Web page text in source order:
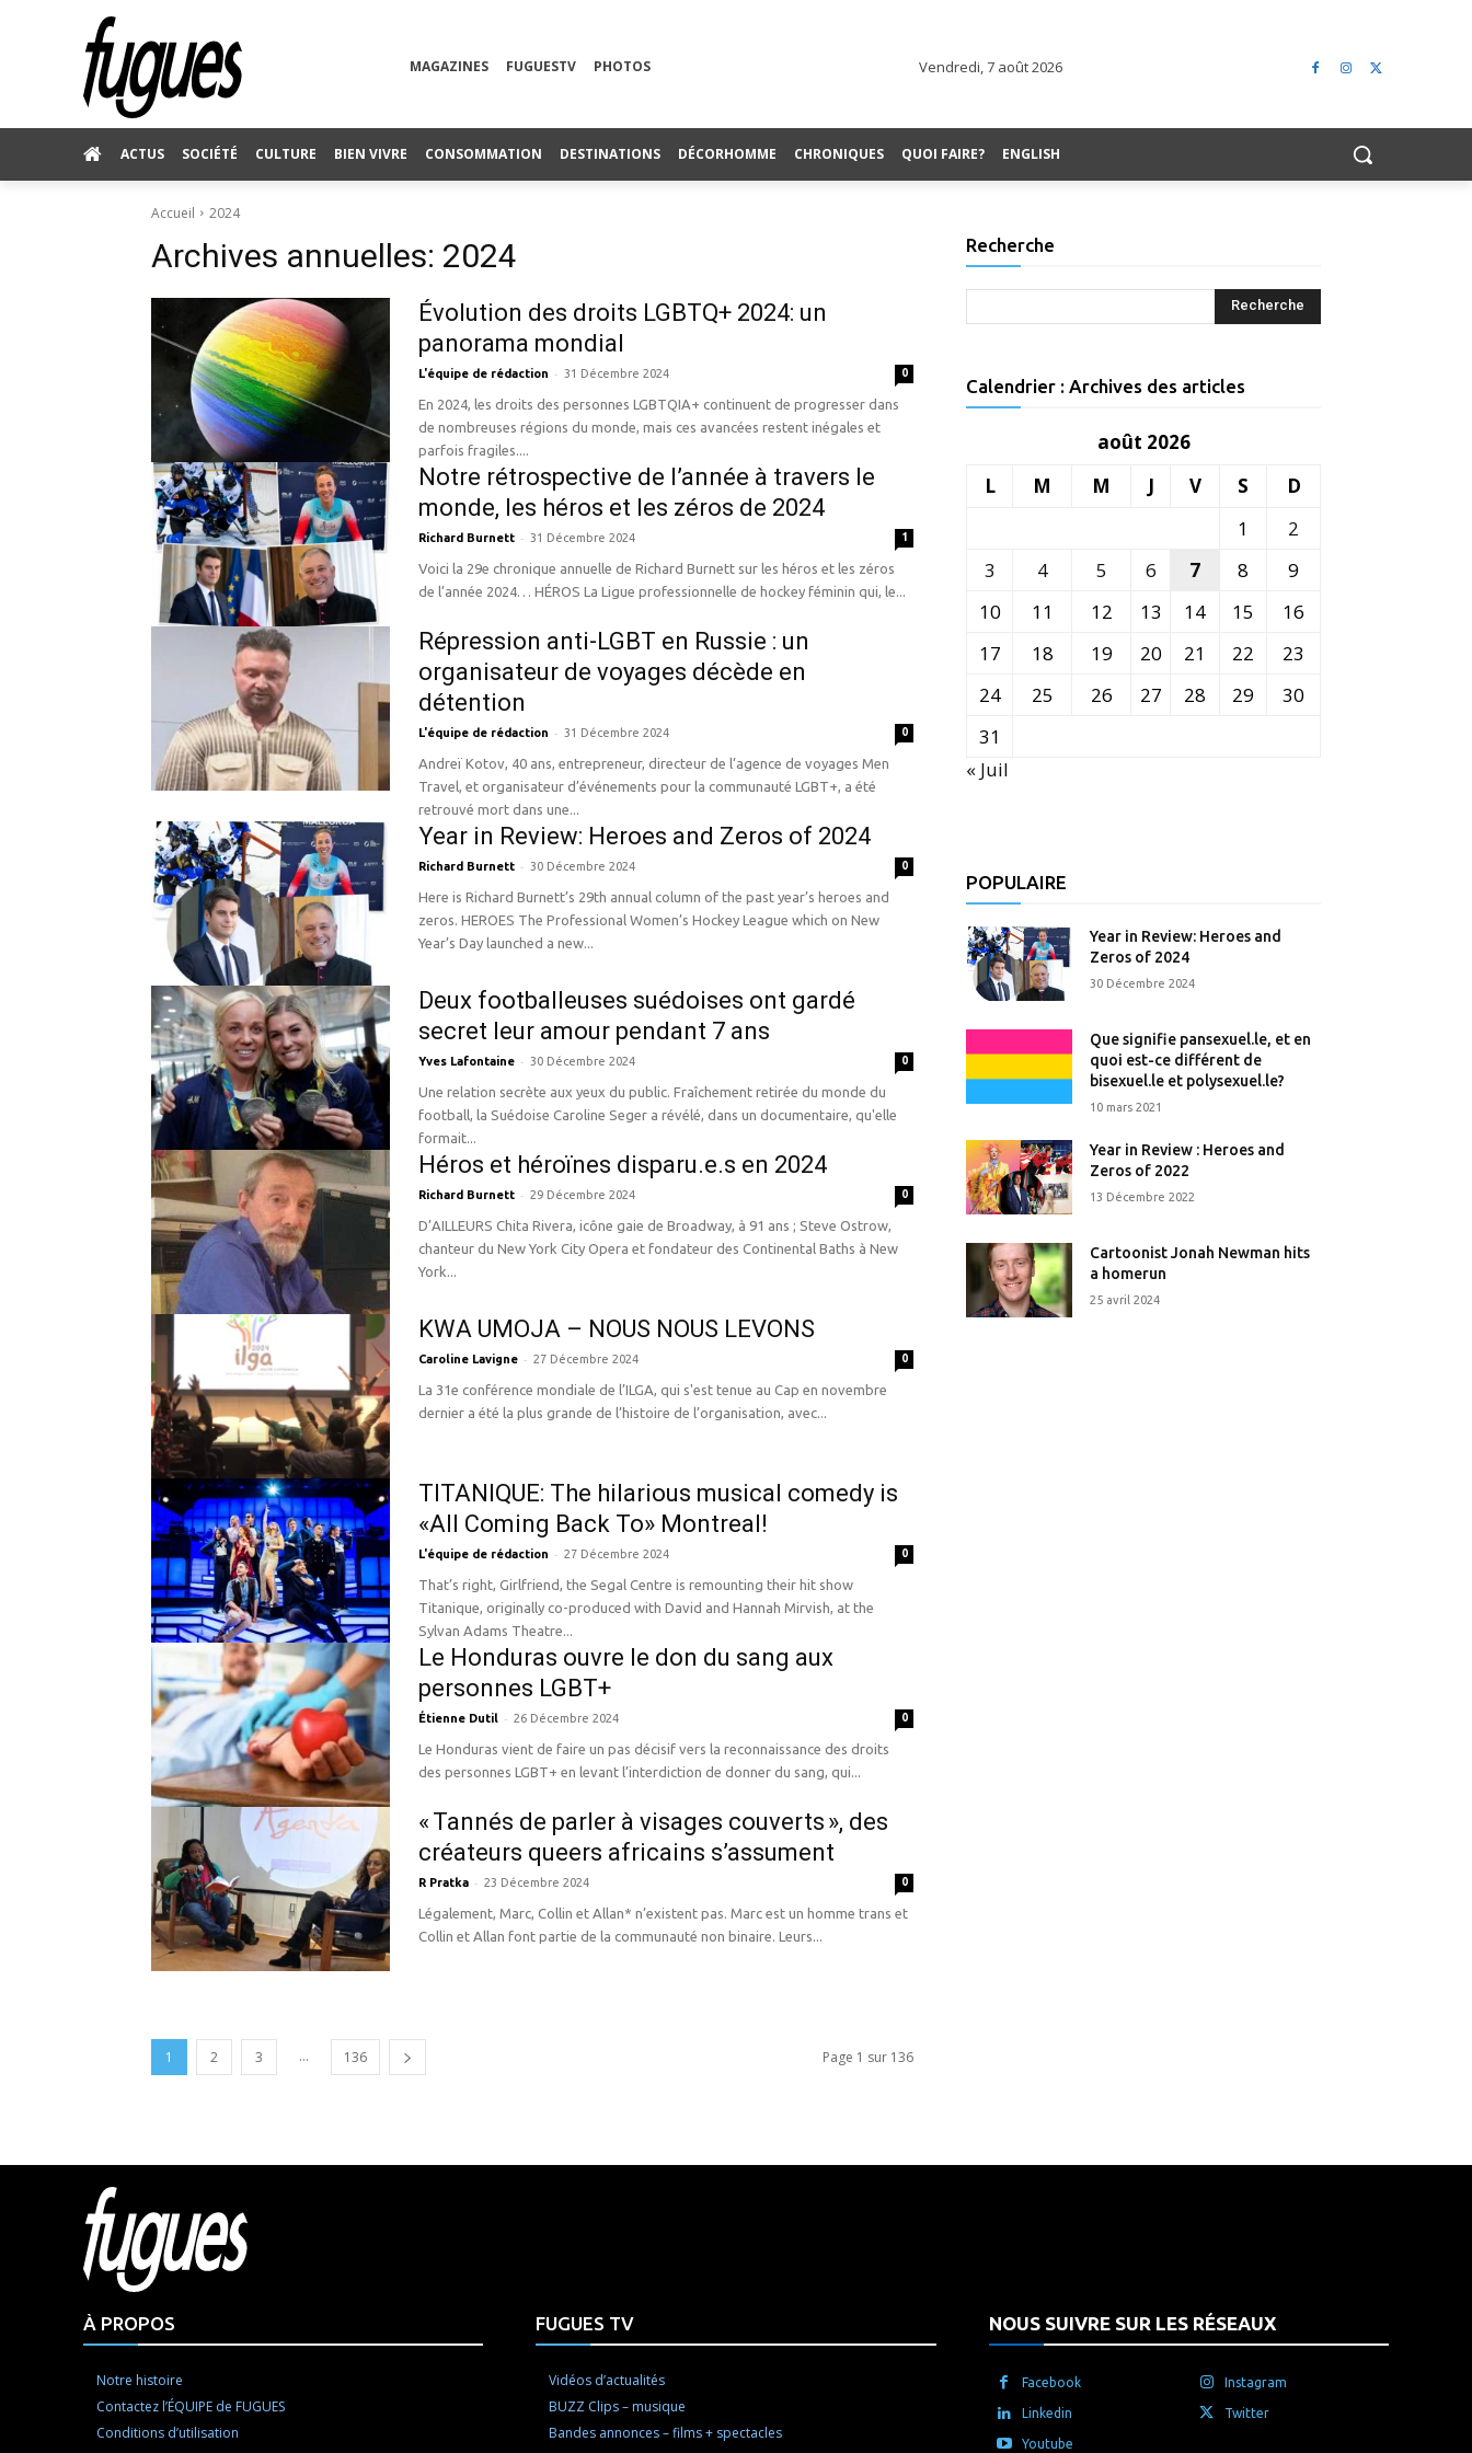
MAGAZINES FUGUESTV PHOTOS Vendredi, 7 août 2026
ACTUS SOCIÉTÉ CULTURE BIEN VIVRE CONSOMMATION DESTINATIONS DÉCORHOMME CHRONIQUES QUOI FAIRE? ENGLISH
Accueil 2024
Archives annuelles: 2024
Évolution des droits LGBTQ+ 2024: un
panorama mondial
L'équipe de rédaction - 31 Décembre 2024 0
En 2024, les droits des personnes LGBTQIA+ continuent de progresser dans
de nombreuses régions du monde, mais ces avancées restent inégales et
parfois fragiles....
Notre rétrospective de l’année à travers le
monde, les héros et les zéros de 2024
Richard Burnett - 31 Décembre 2024 1
Voici la 29e chronique annuelle de Richard Burnett sur les héros et les zéros
de l’année 2024… HÉROS La Ligue professionnelle de hockey féminin qui, le...
Répression anti-LGBT en Russie : un
organisateur de voyages décède en
détention
L'équipe de rédaction - 31 Décembre 2024 0
Andreï Kotov, 40 ans, entrepreneur, directeur de l’agence de voyages Men
Travel, et organisateur d’événements pour la communauté LGBT+, a été
retrouvé mort dans une...
Year in Review: Heroes and Zeros of 2024
Richard Burnett - 30 Décembre 2024 0
Here is Richard Burnett’s 29th annual column of the past year’s heroes and
zeros. HEROES The Professional Women’s Hockey League which on New
Year’s Day launched a new...
Deux footballeuses suédoises ont gardé
secret leur amour pendant 7 ans
Yves Lafontaine - 30 Décembre 2024 0
Une relation secrète aux yeux du public. Fraîchement retirée du monde du
football, la Suédoise Caroline Seger a révélé, dans un documentaire, qu'elle
formait...
Héros et héroïnes disparu.e.s en 2024
Richard Burnett - 29 Décembre 2024 0
D’AILLEURS Chita Rivera, icône gaie de Broadway, à 91 ans ; Steve Ostrow,
chanteur du New York City Opera et fondateur des Continental Baths à New
York...
KWA UMOJA – NOUS NOUS LEVONS
Caroline Lavigne - 27 Décembre 2024 0
La 31e conférence mondiale de l’ILGA, qui s'est tenue au Cap en novembre
dernier a été la plus grande de l’histoire de l’organisation, avec...
TITANIQUE: The hilarious musical comedy is
«All Coming Back To» Montreal!
L'équipe de rédaction - 27 Décembre 2024 0
That’s right, Girlfriend, the Segal Centre is remounting their hit show
Titanique, originally co-produced with David and Hannah Mirvish, at the
Sylvan Adams Theatre...
Le Honduras ouvre le don du sang aux
personnes LGBT+
Étienne Dutil - 26 Décembre 2024 0
Le Honduras vient de faire un pas décisif vers la reconnaissance des droits
des personnes LGBT+ en levant l’interdiction de donner du sang, qui...
« Tannés de parler à visages couverts », des
créateurs queers africains s’assument
R Pratka - 23 Décembre 2024 0
Légalement, Marc, Collin et Allan* n’existent pas. Marc est un homme trans et
Collin et Allan font partie de la communauté non binaire. Leurs...
1 2 3 ... 136 Page 1 sur 136
Recherche
Calendrier : Archives des articles
août 2026
L
M M J V S
D
1
2
3
4 5 6 7 8
9
10
11 12 13 14 15
16
17
18 19 20 21 22
23
24
25 26 27 28 29
30
31
« Juil
POPULAIRE
Year in Review: Heroes and
Zeros of 2024
30 Décembre 2024
Que signifie pansexuel.le, et en
quoi est-ce différent de
bisexuel.le et polysexuel.le?
10 mars 2021
Year in Review : Heroes and
Zeros of 2022
13 Décembre 2022
Cartoonist Jonah Newman hits
a homerun
25 avril 2024
À PROPOS
Notre histoire
Contactez l’ÉQUIPE de FUGUES
Conditions d’utilisation
FUGUES TV
Vidéos d’actualités
BUZZ Clips – musique
Bandes annonces – films + spectacles
NOUS SUIVRE SUR LES RÉSEAUX
Facebook Instagram
Linkedin Twitter
Youtube